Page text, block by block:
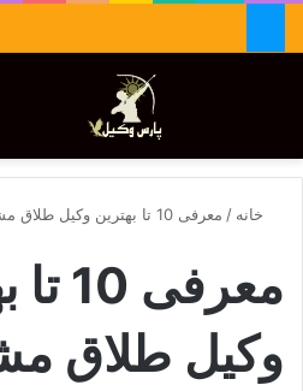
تغییر پوسته
خانه / معرفی 10 تا بهترین وکیل طلاق مشهد🥇【آپدیت جدید】⚖️
وکیل طلاق